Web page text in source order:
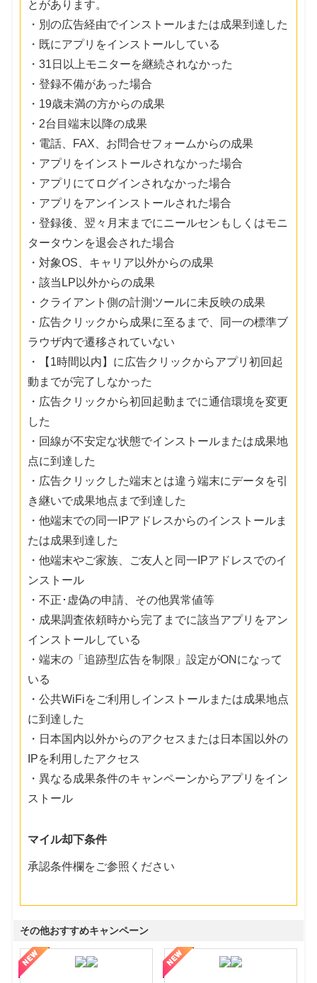
とがあります。
・別の広告経由でインストールまたは成果到達した
・既にアプリをインストールしている
・31日以上モニターを継続されなかった
・登録不備があった場合
・19歳未満の方からの成果
・2台目端末以降の成果
・電話、FAX、お問合せフォームからの成果
・アプリをインストールされなかった場合
・アプリにてログインされなかった場合
・アプリをアンインストールされた場合
・登録後、翌々月末までにニールセンもしくはモニ
タータウンを退会された場合
・対象OS、キャリア以外からの成果
・該当LP以外からの成果
・クライアント側の計測ツールに未反映の成果
・広告クリックから成果に至るまで、同一の標準ブ
ラウザ内で遷移されていない
・【1時間以内】に広告クリックからアプリ初回起
動までが完了しなかった
・広告クリックから初回起動までに通信環境を変更
した
・回線が不安定な状態でインストールまたは成果地
点に到達した
・広告クリックした端末とは違う端末にデータを引
き継いで成果地点まで到達した
・他端末での同一IPアドレスからのインストールま
たは成果到達した
・他端末やご家族、ご友人と同一IPアドレスでのイ
ンストール
・不正･虚偽の申請、その他異常値等
・成果調査依頼時から完了までに該当アプリをアン
インストールしている
・端末の「追跡型広告を制限」設定がONになって
いる
・公共WiFiをご利用しインストールまたは成果地点
に到達した
・日本国内以外からのアクセスまたは日本国以外の
IPを利用したアクセス
・異なる成果条件のキャンペーンからアプリをイン
ストール
マイル却下条件
承認条件欄をご参照ください
その他おすすめキャンペーン